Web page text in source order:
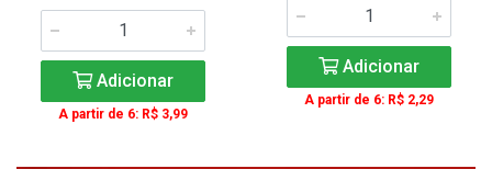
Adicionar
A partir de 6: R$ 3,99
Adicionar
A partir de 6: R$ 2,29